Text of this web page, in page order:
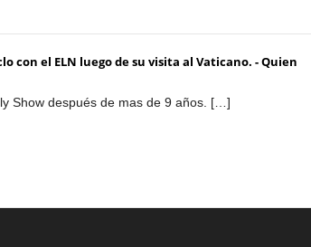
con el ELN luego de su visita al Vaticano. - Quien
Show después de mas de 9 años. […]